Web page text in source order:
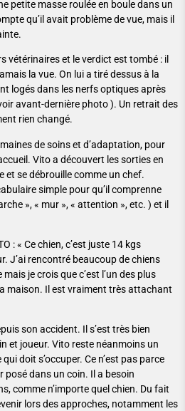
petite masse roulée en boule dans un
qu’il avait problème de vue, mais il
vétérinaires et le verdict est tombé : il
la vue. On lui a tiré dessus à la
logés dans les nerfs optiques après
avant-dernière photo ). Un retrait des
rien changé.
de soins et d’adaptation, pour
Vito a découvert les sorties en
et se débrouille comme un chef.
simple pour qu’il comprenne
», « mur », « attention », etc. ) et il
: « Ce chien, c’est juste 14 kgs
J’ai rencontré beaucoup de chiens
je crois que c’est l’un des plus
maison. Il est vraiment très attachant
son accident. Il s’est très bien
et joueur. Vito reste néanmoins un
doit s’occuper. Ce n’est pas parce
posé dans un coin. Il a besoin
comme n’importe quel chien. Du fait
lors des approches, notamment les